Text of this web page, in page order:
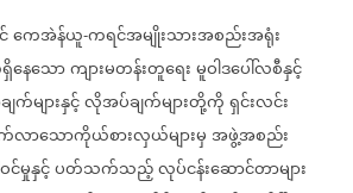
ကေအဲန်ယူ-ကရင်အမျိုးသားအစည်းအရုံး
နေသောကျားမတန်းတူရေးမူဝါဒပေါ်လစီနှင့်
များနှင့်လိုအပ်ချက်များတို့ကိုရှင်းလင်း
ာသောကိုယ်စားလှယ်များမှအဖွဲ့အစည်း
င်မှုနှင့်ပတ်သက်သည့်လုပ်ငန်းဆောင်တာများ